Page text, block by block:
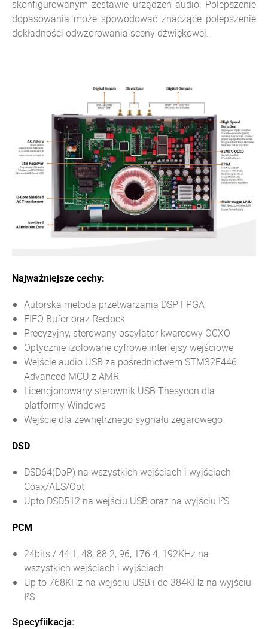
skonfigurowanym zestawie urządzeń audio. Polepszenie
dopasowania może spowodować znaczące polepszenie
dokładności odwzorowania sceny dźwiękowej.
Najważniejsze cechy:
Autorska metoda przetwarzania DSP FPGA
FIFO Bufor oraz Reclock
Precyzyjny, sterowany oscylator kwarcowy OCXO
Optycznie izolowane cyfrowe interfejsy wejściowe
Wejście audio USB za pośrednictwem STM32F446
Advanced MCU z AMR
Licencjonowany sterownik USB Thesycon dla
platformy Windows
Wejście dla zewnętrznego sygnału zegarowego
DSD
DSD64(DoP) na wszystkich wejściach i wyjściach
Coax/AES/Opt
Upto DSD512 na wejściu USB oraz na wyjściu I²S
PCM
24bits / 44.1, 48, 88.2, 96, 176.4, 192KHz na
wszystkich wejściach i wyjściach
Up to 768KHz na wejściu USB i do 384KHz na wyjściu
I²S
Specyfiikacja: